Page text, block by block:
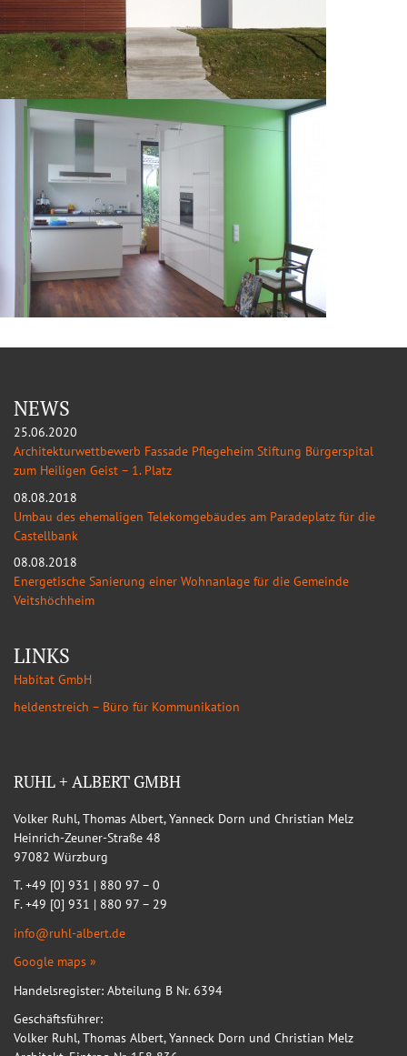
NEWS
25.06.2020
Architekturwettbewerb Fassade Pflegeheim Stiftung Bürgerspital
zum Heiligen Geist – 1. Platz
08.08.2018
Umbau des ehemaligen Telekomgebäudes am Paradeplatz für die
Castellbank
08.08.2018
Energetische Sanierung einer Wohnanlage für die Gemeinde
Veitshöchheim
LINKS
Habitat GmbH
heldenstreich – Büro für Kommunikation
RUHL + ALBERT GMBH
Volker Ruhl, Thomas Albert, Yanneck Dorn und Christian Melz
Heinrich-Zeuner-Straße 48
97082 Würzburg
T. +49 [0] 931 | 880 97 – 0
F. +49 [0] 931 | 880 97 – 29
info@ruhl-albert.de
Google maps »
Handelsregister: Abteilung B Nr. 6394
Geschäftsführer:
Volker Ruhl, Thomas Albert, Yanneck Dorn und Christian Melz